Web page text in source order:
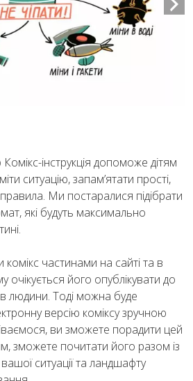
інструкція допоможе дітям
ситуацію, запам’ятати прості,
Ми постаралися підібрати
які будуть максимально
комікс частинами на сайті та в
очікується його опублікувати до
людини. Тоді можна буде
версію коміксу зручною
ви зможете порадити цей
зможете почитати його разом із
ситуації та ландшафту